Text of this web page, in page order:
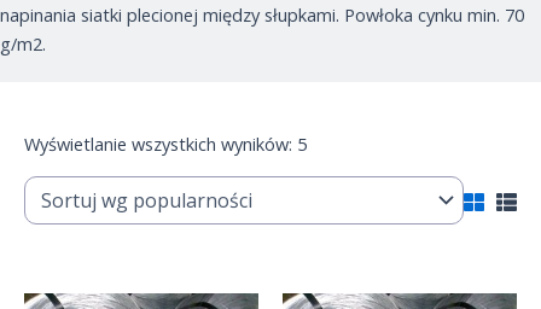
napinania siatki plecionej między słupkami. Powłoka cynku min. 70
g/m2.
Wyświetlanie wszystkich wyników: 5